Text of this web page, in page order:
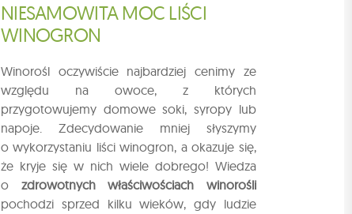
NIESAMOWITA MOC LIŚCI
WINOGRON
Winorośl oczywiście najbardziej cenimy ze
względu na owoce, z których
przygotowujemy domowe soki, syropy lub
napoje. Zdecydowanie mniej słyszymy
o wykorzystaniu liści winogron, a okazuje się,
że kryje się w nich wiele dobrego! Wiedza
o zdrowotnych właściwościach winorośli
pochodzi sprzed kilku wieków, gdy ludzie